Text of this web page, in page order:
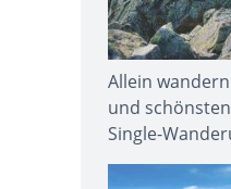
Allein
und
Single-